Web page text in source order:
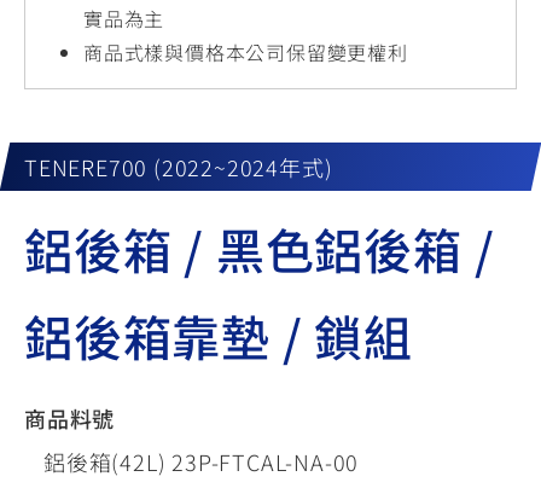
實品為主
商品式樣與價格本公司保留變更權利
TENERE700 (2022~2024年式)
鋁後箱 / 黑色鋁後箱 /
鋁後箱靠墊 / 鎖組
商品料號
鋁後箱(42L) 23P-FTCAL-NA-00